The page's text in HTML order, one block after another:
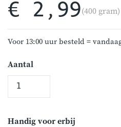
€ 2,99(400 gram)
Voor 13:00 uur besteld =
Aantal
Handig voor erbij